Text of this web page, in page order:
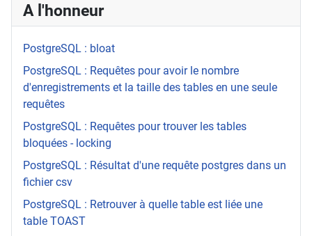
A l'honneur
PostgreSQL : bloat
PostgreSQL : Requêtes pour avoir le nombre
d'enregistrements et la taille des tables en une seule
requêtes
PostgreSQL : Requêtes pour trouver les tables
bloquées - locking
PostgreSQL : Résultat d'une requête postgres dans un
fichier csv
PostgreSQL : Retrouver à quelle table est liée une
table TOAST